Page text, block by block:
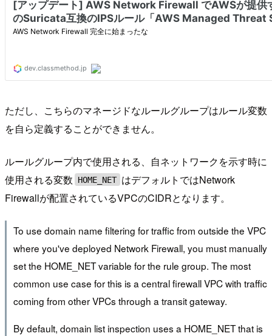
ただし、こちらのマネージドなルールグループはルール変数
を自ら定義することができません。
ルールグループ内で使用される、自ネットワークを示す時に
使用される変数
HOME_NET はデフォルトではNetwork
Firewallが配置されているVPCのCIDRとなります。
To use domain name filtering for traffic from outside the VPC
where you've deployed Network Firewall, you must manually
set the HOME_NET variable for the rule group. The most
common use case for this is a central firewall VPC with traffic
coming from other VPCs through a transit gateway.
By default, domain list inspection uses a HOME_NET that is